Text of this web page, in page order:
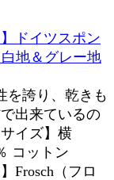
ドイツスポン
地＆グレー地
を誇り、乾きも
出来ているの
イズ】横
コットン
Frosch（フロ